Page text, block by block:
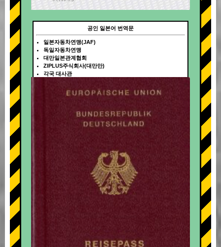
+
공인 일본어 번역문
일본자동차연맹(JAF)
독일자동차연맹
대만일본관계협회
ZIPLUS주식회사(대만만)
각국 대사관